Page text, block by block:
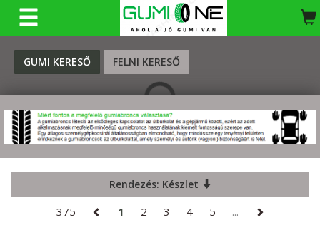
GUMI KERESŐ FELNI KERESŐ
KERESÉS
Rendezés: Készlet
375 1 2 3 4 5 ...